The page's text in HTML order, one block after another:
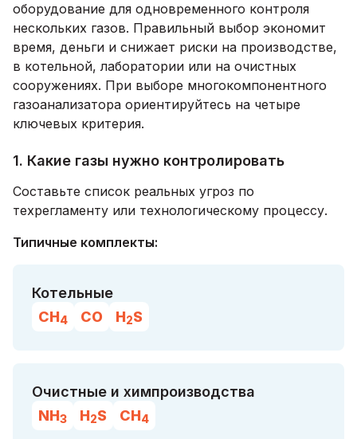
оборудование для одновременного контроля
нескольких газов. Правильный выбор экономит
время, деньги и снижает риски на производстве,
в котельной, лаборатории или на очистных
сооружениях. При выборе многокомпонентного
газоанализатора ориентируйтесь на четыре
ключевых критерия.
1. Какие газы нужно контролировать
Составьте список реальных угроз по
техрегламенту или технологическому процессу.
Типичные комплекты:
Котельные
CH4 CO H2S
Очистные и химпроизводства
NH3 H2S CH4